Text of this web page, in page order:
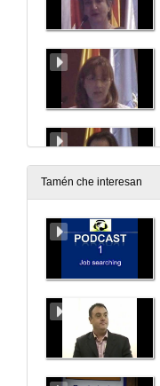
Tamén che interesan